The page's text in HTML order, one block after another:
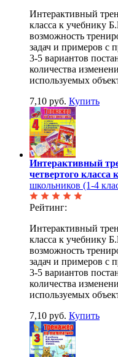
Интерактивный
класса к учебнику
возможность
задач и примеров с
3-5 вариантов
количества
используемых
7,10 руб. Купить
Интерактивный
четвертого
школьников (1-4
Рейтинг:
Интерактивный
класса к учебнику
возможность
задач и примеров с
3-5 вариантов
количества
используемых
7,10 руб. Купить